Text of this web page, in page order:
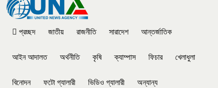
প্রচ্ছদ জাতীয় রাজনীতি সারাদেশ আন্তর্জাতিক
আইন আদালত অর্থনীতি কৃষি ক্যাম্পাস ফিচার খেলাধুলা
বিনোদন ফটো গ্যালারী ভিডিও গ্যালারী অন্যান্য